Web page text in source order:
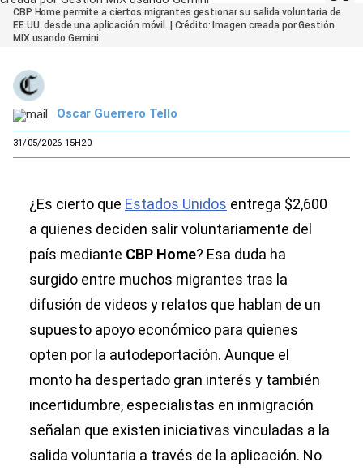
CBP Home permite a ciertos migrantes gestionar su salida voluntaria de
EE.UU. desde una aplicación móvil. | Crédito: Imagen creada por Gestión
MIX usando Gemini
Oscar Guerrero Tello
31/05/2026 15H20
¿Es cierto que Estados Unidos entrega $2,600
a quienes deciden salir voluntariamente del
país mediante CBP Home? Esa duda ha
surgido entre muchos migrantes tras la
difusión de videos y relatos que hablan de un
supuesto apoyo económico para quienes
opten por la autodeportación. Aunque el
monto ha despertado gran interés y también
incertidumbre, especialistas en inmigración
señalan que existen iniciativas vinculadas a la
salida voluntaria a través de la aplicación. No